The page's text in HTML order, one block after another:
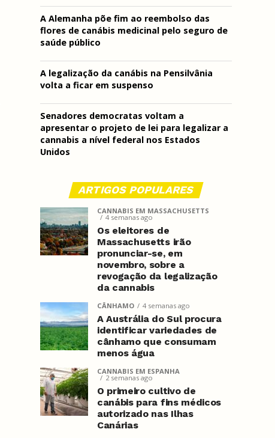
A Alemanha põe fim ao reembolso das
flores de canábis medicinal pelo seguro de
saúde público
A legalização da canábis na Pensilvânia
volta a ficar em suspenso
Senadores democratas voltam a
apresentar o projeto de lei para legalizar a
cannabis a nível federal nos Estados
Unidos
ARTIGOS POPULARES
CANNABIS EM MASSACHUSETTS
4 semanas ago
Os eleitores de
Massachusetts irão
pronunciar-se, em
novembro, sobre a
revogação da legalização
da cannabis
CÂNHAMO 4 semanas ago
A Austrália do Sul procura
identificar variedades de
cânhamo que consumam
menos água
CANNABIS EM ESPANHA
2 semanas ago
O primeiro cultivo de
canábis para fins médicos
autorizado nas Ilhas
Canárias